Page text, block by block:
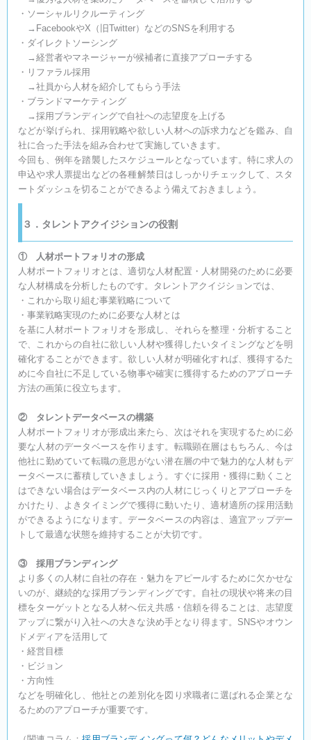
・ソーシャルリクルーティング
→FacebookやX（旧Twitter）などのSNSを利用する
・ダイレクトソーシング
→経営者やマネージャーが候補者に直接アプローチする
・リファラル採用
→社員から人材を紹介してもらう手法
・ブランドマーケティング
→採用ブランディングで自社への志望度を上げる
などが挙げられ、採用戦略や欲しい人材への訴求力などを鑑み、自
社に合った手法を組み合わせて実施していきます。
今回も、例年を踏襲したスケジュールとなっています。特に求人の
申込や求人票提出などの各種解禁日はしっかりチェックして、スタ
ートダッシュを切ることができるよう備えておきましょう。
３．タレントアクイジションの役割
① 人材ポートフォリオの形成
人材ポートフォリオとは、適切な人材配置・人材開発のために必要
な人材構成を分析したものです。タレントアクイジションでは、
・これから取り組む事業戦略について
・事業戦略実現のために必要な人材とは
を基に人材ポートフォリオを形成し、それらを整理・分析すること
で、これからの自社に欲しい人材や獲得したいタイミングなどを明
確化することができます。欲しい人材が明確化すれば、獲得するた
めに今自社に不足している物事や確実に獲得するためのアプローチ
方法の画策に役立ちます。
② タレントデータベースの構築
人材ポートフォリオが形成出来たら、次はそれを実現するために必
要な人材のデータベースを作ります。転職顕在層はもちろん、今は
他社に勤めていて転職の意思がない潜在層の中で魅力的な人材もデ
ータベースに蓄積していきましょう。すぐに採用・獲得に動くこと
はできない場合はデータベース内の人材にじっくりとアプローチを
かけたり、よきタイミングで獲得に動いたり、適材適所の採用活動
ができるようになります。データベースの内容は、適宜アップデー
トして最適な状態を維持することが大切です。
③ 採用ブランディング
より多くの人材に自社の存在・魅力をアピールするために欠かせな
いのが、継続的な採用ブランディングです。自社の現状や将来の目
標をターゲットとなる人材へ伝え共感・信頼を得ることは、志望度
アップに繋がり入社への大きな決め手となり得ます。SNSやオウン
ドメディアを活用して
・経営目標
・ビジョン
・方向性
などを明確化し、他社との差別化を図り求職者に選ばれる企業とな
るためのアプローチが重要です。